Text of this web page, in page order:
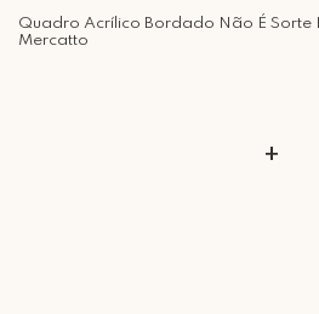
Quadro Acrílico Bordado Não É Sorte
Mercatto
+